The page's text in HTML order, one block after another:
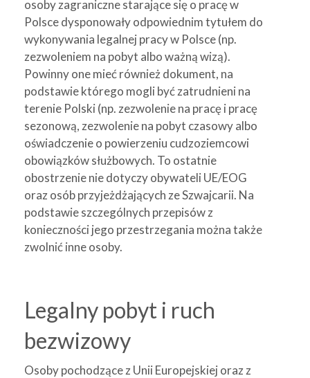
osoby zagraniczne starające się o pracę w
Polsce dysponowały odpowiednim tytułem do
wykonywania legalnej pracy w Polsce (np.
zezwoleniem na pobyt albo ważną wizą).
Powinny one mieć również dokument, na
podstawie którego mogli być zatrudnieni na
terenie Polski (np. zezwolenie na pracę i pracę
sezonową, zezwolenie na pobyt czasowy albo
oświadczenie o powierzeniu cudzoziemcowi
obowiązków służbowych. To ostatnie
obostrzenie nie dotyczy obywateli UE/EOG
oraz osób przyjeżdżających ze Szwajcarii. Na
podstawie szczególnych przepisów z
konieczności jego przestrzegania można także
zwolnić inne osoby.
Legalny pobyt i ruch
bezwizowy
Osoby pochodzące z Unii Europejskiej oraz z